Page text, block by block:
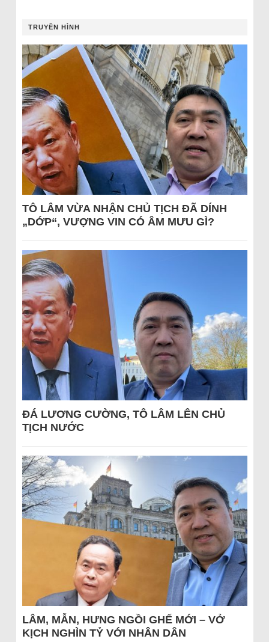
TRUYỀN HÌNH
TÔ LÂM VỪA NHẬN CHỦ TỊCH ĐÃ DÍNH
„DỚP“, VƯỢNG VIN CÓ ÂM MƯU GÌ?
ĐÁ LƯƠNG CƯỜNG, TÔ LÂM LÊN CHỦ
TỊCH NƯỚC
LÂM, MẪN, HƯNG NGỒI GHẾ MỚI – VỞ
KỊCH NGHÌN TỶ VỚI NHÂN DÂN